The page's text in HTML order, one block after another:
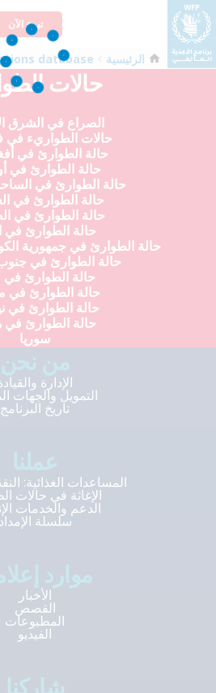
تبرع الآن
الرئيسية database
حالات
الصراع في الشرق
حالات الطواريء
حالة الطوارئ في
حالة الطوارئ في
حالة الطوارئ في
حالة الطوارئ في
حالة الطوارئ في
حالة الطوارئ في
حالة الطوارئ في جمهورية
حالة الطوارئ في
حالة الطوارئ في
حالة الطوارئ في
حالة الطوارئ في
حالة الطوارئ في
سوريا
الإدارة
التمويل والجهات
تاريخ البرنامج
المساعدات الغذائية:
الإغاثة في حالات
الدعم والخدمات
سلسلة الإمداد
الأخبار
القصص
المطبوعات
الفيديو